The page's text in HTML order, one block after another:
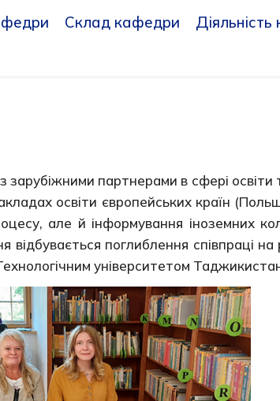
Склад кафедри
партнерами в сфері
освіти європейських країн
але й інформування іноземних
поглиблення співпраці
університетом